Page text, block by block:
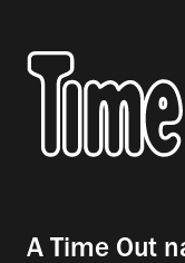
A Time Out